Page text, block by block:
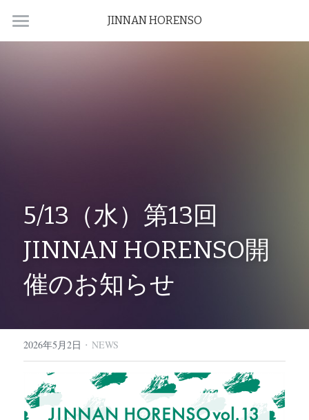
JINNAN HORENSO
HOME
5/13（水）第13回
JINNAN HORENSO開
催のお知らせ
2026年5月2日 · NEWS